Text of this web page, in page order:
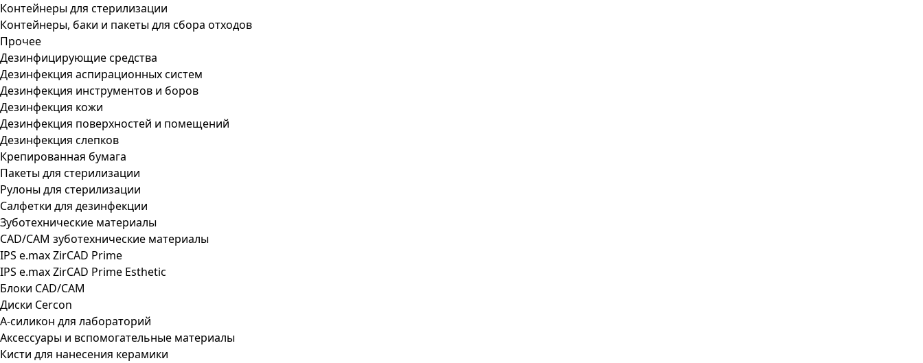
Контейнеры для стерилизации
Контейнеры, баки и пакеты для сбора отходов
Прочее
Дезинфицирующие средства
Дезинфекция аспирационных систем
Дезинфекция инструментов и боров
Дезинфекция кожи
Дезинфекция поверхностей и помещений
Дезинфекция слепков
Крепированная бумага
Пакеты для стерилизации
Рулоны для стерилизации
Салфетки для дезинфекции
Зуботехнические материалы
CAD/CAM зуботехнические материалы
IPS e.max ZirCAD Prime
IPS e.max ZirCAD Prime Esthetic
Блоки CAD/CAM
Диски Cercon
А-силикон для лабораторий
Аксессуары и вспомогательные материалы
Кисти для нанесения керамики